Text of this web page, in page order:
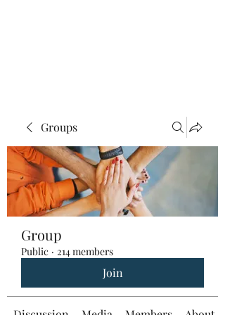
Groups
Group
Public · 214 members
Join